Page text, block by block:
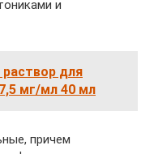
и
для
мг/мл 40 мл
причем